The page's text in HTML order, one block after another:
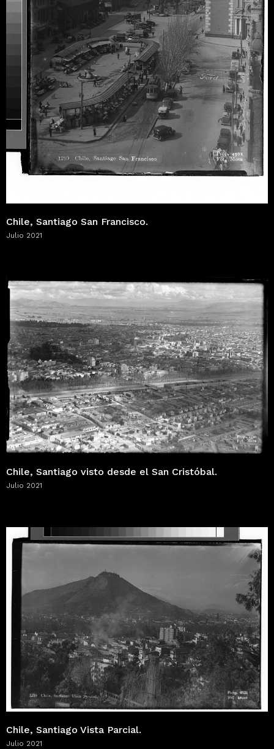
Chile, Santiago San Francisco.
Julio 2021
Chile, Santiago visto desde el San Cristóbal.
Julio 2021
Chile, Santiago Vista Parcial.
Julio 2021